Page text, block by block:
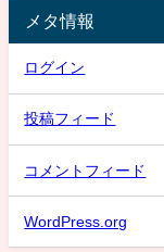
メタ情報
ログイン
投稿フィード
コメントフィード
WordPress.org